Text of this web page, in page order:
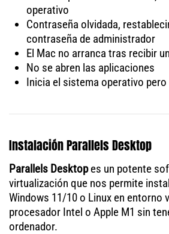
operativo
Contraseña olvidada,
contraseña de administrador
El Mac no arranca tras recibir
No se abren las aplicaciones
Inicia el sistema operativo
Instalación Parallels Desktop
Parallels Desktopes un potente
virtualización que nos permite
Windows 11/10 o Linux en entorno
procesador Intel o Apple M1 sin
ordenador.